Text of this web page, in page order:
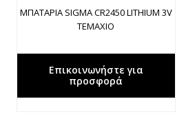
ΜΠΑΤΑΡΙΑ SIGMA CR2450 LITHIUM 3V
ΤΕΜΑΧΙΟ
Επικοινωνήστε για
προσφορά